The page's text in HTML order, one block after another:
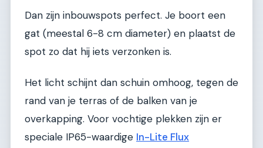
Dan zijn inbouwspots perfect. Je boort een
gat (meestal 6-8 cm diameter) en plaatst de
spot zo dat hij iets verzonken is.
Het licht schijnt dan schuin omhoog, tegen de
rand van je terras of de balken van je
overkapping. Voor vochtige plekken zijn er
speciale IP65-waardige In-Lite Flux